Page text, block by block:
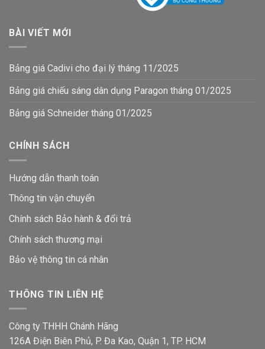
BÀI VIẾT MỚI
Bảng giá Cadivi cho đại lý tháng 11/2025
Bảng giá chiếu sáng dân dụng Paragon tháng 01/2025
Bảng giá Schneider tháng 01/2025
CHÍNH SÁCH
Hướng dẫn thanh toán
Thông tin vận chuyển
Chính sách Bảo hành & đổi trả
Chính sách thương mại
Bảo vệ thông tin cá nhân
THÔNG TIN LIÊN HỆ
Công ty THHH Chánh Hãng
126A Điện Biên Phủ, P. Đa Kao, Quận 1, TP. HCM